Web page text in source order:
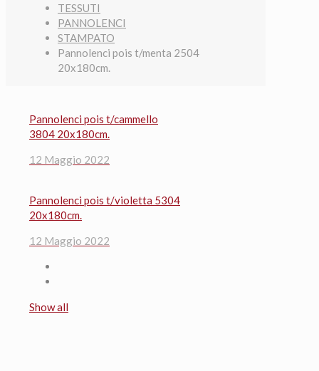
TESSUTI
PANNOLENCI
STAMPATO
Pannolenci pois t/menta 2504
20x180cm.
Pannolenci pois t/cammello
3804 20x180cm.
12 Maggio 2022
Pannolenci pois t/violetta 5304
20x180cm.
12 Maggio 2022
Show all